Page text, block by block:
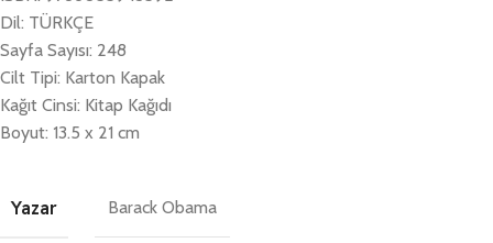
Dil: TÜRKÇE
Sayfa Sayısı: 248
Cilt Tipi: Karton Kapak
Kağıt Cinsi: Kitap Kağıdı
Boyut: 13.5 x 21 cm
Yazar Barack Obama